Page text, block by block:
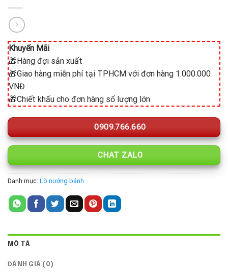
Khuyến Mãi
🎁Hàng đợi sản xuất
🎁Giao hàng miễn phí tại TPHCM với đơn hàng 1.000.000
VNĐ
🎁Chiết khấu cho đơn hàng số lượng lớn
0909.766.660
CHAT ZALO
Danh mục: Lò nướng bánh
MÔ TẢ
ĐÁNH GIÁ (0)